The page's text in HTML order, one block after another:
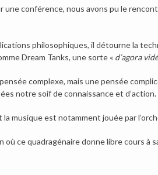
une conférence, nous avons pu le
philosophiques, il détourne la
Dream Tanks, une sorte « d’agora
complexe, mais une pensée
notre soif de connaissance et d’action.
la musique est notamment jouée par
où ce quadragénaire donne libre cours à